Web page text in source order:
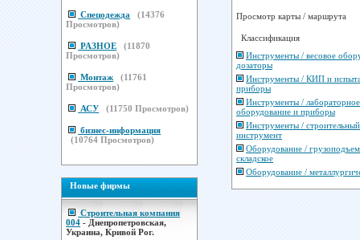
Спецодежда (14376
Просмотров)
РАЗНОЕ (11870
Просмотров)
Монтаж (11761
Просмотров)
АСУ (11750 Просмотров)
бизнес-информация
(10764 Просмотров)
Новые фирмы
Строительная компания
004 - Днепропетровская,
Украина, Кривой Рог.
Просмотр карты / маршрута
Классификация
Инструменты / весовое
дозаторы
Инструменты / КИП и
приборы
Инструменты / лабораторное
оборудование и приборы
Инструменты / строительный
инструмент
Оборудование /
складское
Оборудование /